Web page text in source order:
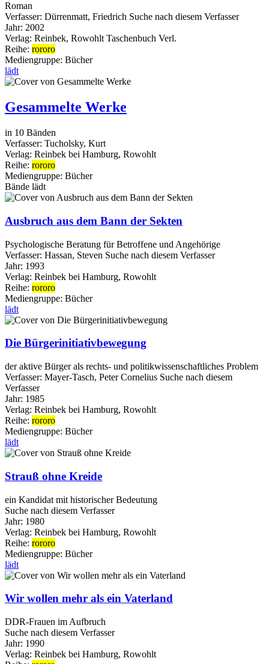
Roman
Verfasser: Dürrenmatt, Friedrich Suche nach diesem Verfasser
Jahr: 2002
Verlag: Reinbek, Rowohlt Taschenbuch Verl.
Reihe: rororo
Mediengruppe: Bücher
lädt
Gesammelte Werke
in 10 Bänden
Verfasser: Tucholsky, Kurt
Verlag: Reinbek bei Hamburg, Rowohlt
Reihe: rororo
Mediengruppe: Bücher
Bände lädt
Ausbruch aus dem Bann der Sekten
Psychologische Beratung für Betroffene und Angehörige
Verfasser: Hassan, Steven Suche nach diesem Verfasser
Jahr: 1993
Verlag: Reinbek bei Hamburg, Rowohlt
Reihe: rororo
Mediengruppe: Bücher
lädt
Die Bürgerinitiativbewegung
der aktive Bürger als rechts- und politikwissenschaftliches Problem
Verfasser: Mayer-Tasch, Peter Cornelius Suche nach diesem
Verfasser
Jahr: 1985
Verlag: Reinbek bei Hamburg, Rowohlt
Reihe: rororo
Mediengruppe: Bücher
lädt
Strauß ohne Kreide
ein Kandidat mit historischer Bedeutung
Suche nach diesem Verfasser
Jahr: 1980
Verlag: Reinbek bei Hamburg, Rowohlt
Reihe: rororo
Mediengruppe: Bücher
lädt
Wir wollen mehr als ein Vaterland
DDR-Frauen im Aufbruch
Suche nach diesem Verfasser
Jahr: 1990
Verlag: Reinbek bei Hamburg, Rowohlt